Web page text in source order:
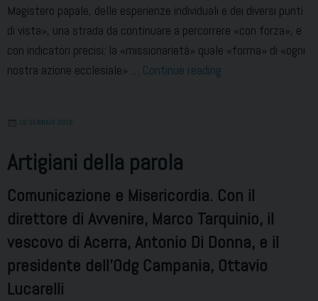
Magistero papale, delle esperienze individuali e dei diversi punti
di vista», una strada da continuare a percorrere «con forza», e
con indicatori precisi: la «missionarietà» quale «forma» di «ogni
nostra azione ecclesiale» … Continue reading
e
servizio
del
bene
16 GENNAIO 2016
Artigiani della parola
Comunicazione e Misericordia. Con il
direttore di Avvenire, Marco Tarquinio, il
vescovo di Acerra, Antonio Di Donna, e il
presidente dell'Odg Campania, Ottavio
Lucarelli